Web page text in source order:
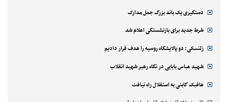
دستگیری یک باند بزرگ جعل مدارک
شرط جدید برای بازنشستگی اعلام شد
زلنسکی: دو پالایشگاه روسیه را هدف قرار دادیم
شهید عباس بابایی در نگاه رهبر شهید انقلاب
هافبک گابنی به استقلال راه نیافت